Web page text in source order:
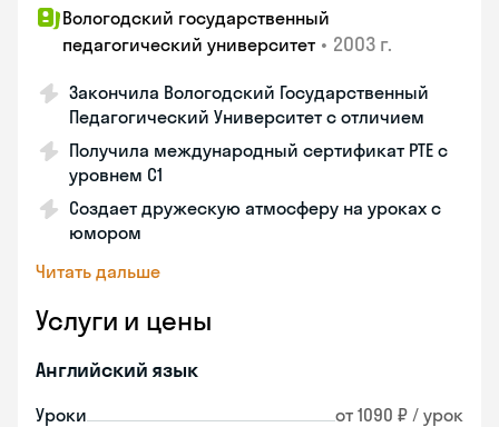
Вологодский государственный
педагогический университет • 2003 г.
Закончила Вологодский Государственный
Педагогический Университет с отличием
Получила международный сертификат PTE с
уровнем C1
Создает дружескую атмосферу на уроках с
юмором
Читать дальше
Услуги и цены
Английский язык
Уроки от 1090 ₽ / урок